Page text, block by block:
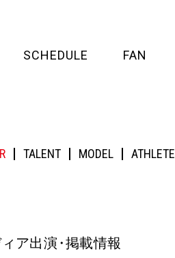
SCHEDULE FAN
MEDIA
TALENT MODEL ATHLETE
ア出演・掲載情報